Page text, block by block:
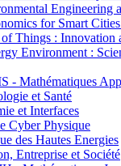
Engineering
for Smart
Things : Innovation
Environment :
Mathématiques
et Santé
et Interfaces
Cyber Physique
des Hautes Energies
Entreprise et Société